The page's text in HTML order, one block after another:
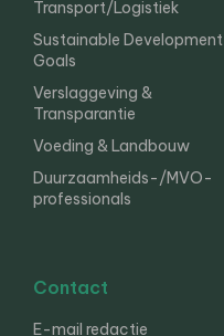
Transport/Logistiek
Sustainable Development
Goals
Verslaggeving &
Transparantie
Voeding & Landbouw
Duurzaamheids-/MVO-
professionals
Contact
E-mail redactie